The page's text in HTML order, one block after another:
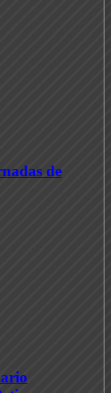
de